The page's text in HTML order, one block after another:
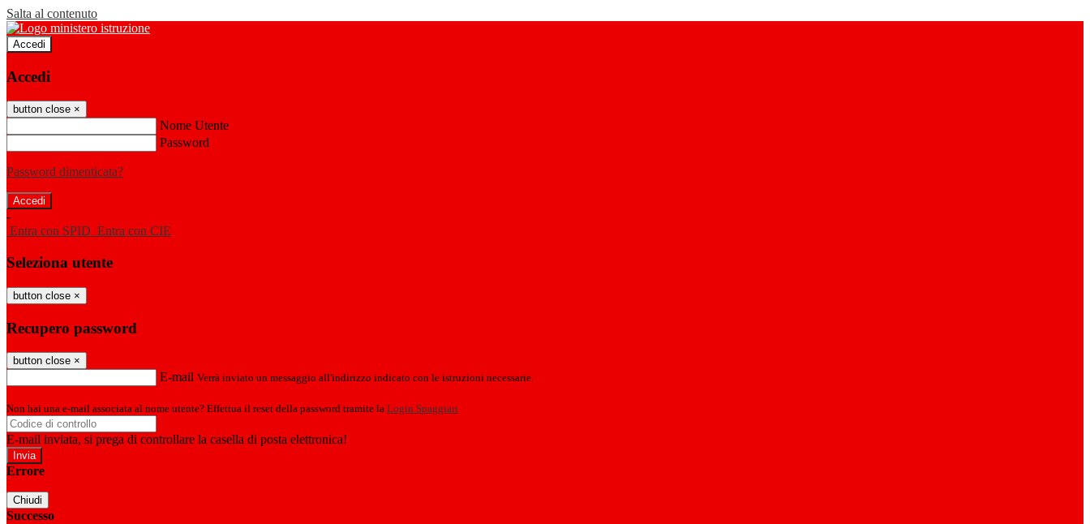
Salta al contenuto
Accedi
Accedi
button close ×
Nome Utente
Password
Password dimenticata?
-
Entra con SPID Entra con CIE
Seleziona utente
button close ×
Recupero password
button close ×
E-mail Verrà inviato un messaggio all'indirizzo indicato con le istruzioni necessarie.
Non hai una e-mail associata al nome utente? Effettua il reset della password tramite la Login Spaggiari
E-mail inviata, si prega di controllare la casella di posta elettronica!
Errore
Chiudi
Successo